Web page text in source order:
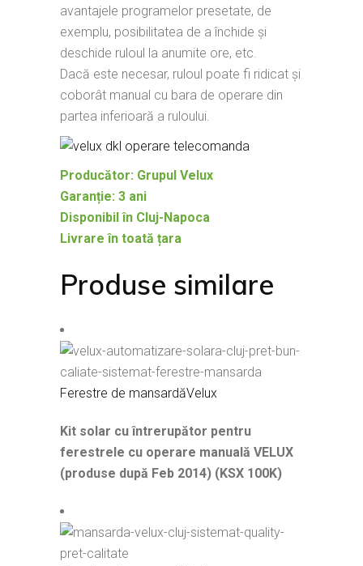
avantajele programelor presetate, de
exemplu, posibilitatea de a închide și
deschide ruloul la anumite ore, etc.
Dacă este necesar, ruloul poate fi ridicat şi
coborât manual cu bara de operare din
partea inferioară a ruloului.
Producător: Grupul Velux
Garanție: 3 ani
Disponibil în Cluj-Napoca
Livrare în toată țara
Produse similare
Ferestre de mansardăVelux
Kit solar cu întrerupător pentru
ferestrele cu operare manuală VELUX
(produse după Feb 2014) (KSX 100K)